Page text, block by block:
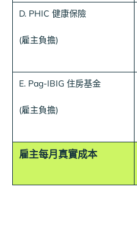
D. PHIC 健康保險
(雇主負擔)
E. Pag-IBIG 住房基金
(雇主負擔)
雇主每月真實成本